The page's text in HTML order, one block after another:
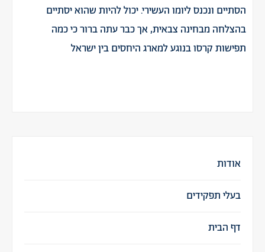
הסתיים ונכנס ליומו העשירי. יכול להיות שהוא יסתיים
בהצלחה מבחינה צבאית, אך כבר עתה ברור כי כמה
תפישות קרסו בנוגע למארג היחסים בין ישראל
אודות
בעלי תפקידים
דף הבית